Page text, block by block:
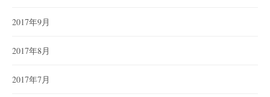
2017年9月
2017年8月
2017年7月